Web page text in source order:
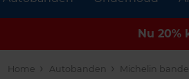
Nu 20%
Home Autobanden Michelin